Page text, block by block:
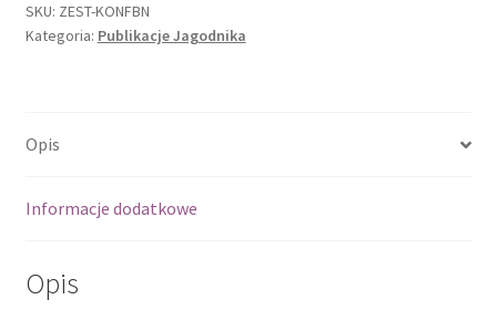
SKU: ZEST-KONFBN
Kategoria: Publikacje Jagodnika
Opis
Informacje dodatkowe
Opis